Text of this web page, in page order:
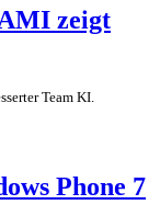
zeigt
Team KI.
Phone 7